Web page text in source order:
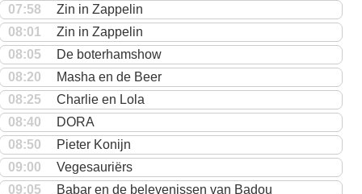
07:58
Zin in Zappelin
08:01
Zin in Zappelin
08:05
De boterhamshow
08:20
Masha en de Beer
08:25
Charlie en Lola
08:40
DORA
08:50
Pieter Konijn
09:00
Vegesauriërs
09:05
Babar en de belevenissen van Badou